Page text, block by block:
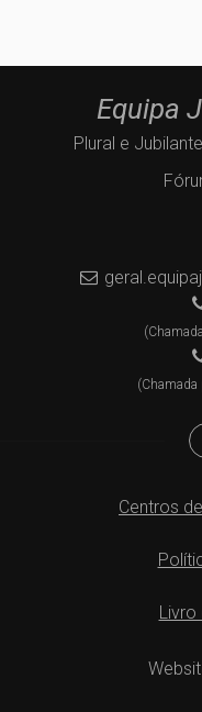
Equipa
Plural e
(Chamada
Centros